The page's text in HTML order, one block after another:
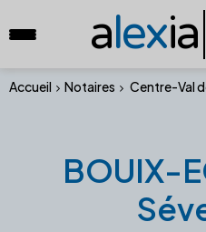
alexia
Accueil Notaires Centre-Val
BOUIX-